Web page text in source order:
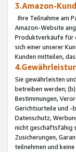
3.Amazon-
Ihre Teilnahme am
Amazon-Website
Produktverkäufe für
sich einer unserer
Kunden mitteilen,
Sie gewährleisten
betreiben werden;
Bestimmungen,
Gerichtsurteile und -
Datenschutz,
nicht geschäftsfähig
Zusicherungen,
teilnehmen und